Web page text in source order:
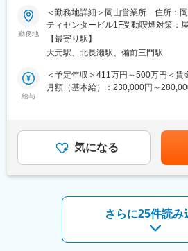
■業務の魅力
既存顧客中心の営業スタイルで、お
築くことができる環境です。メーカ
が強みであり、提案の幅が広がります
■教育体制
入社後は本社研修やOJT（先輩同行
■就業環境
年間休日121日+計画有休4日、完全
月平均16時間と働きやすい環境です
■想定されるキャリアパス
営業として経験を積み、将来的には
アアップの機会も豊富です。
■業務内容
コンビニやスーパーで販売されるス
菜・冷凍食品などの食品容器の提案
単なる既製品の販売ではなく、お客
場、物流工程まで踏まえながら、容
トを企画提案するポジションです。
・形状や素材、機能性、コストなど
・協力会社や工場との調整、試作・
入社後はOJTを中心に商品知識や業
まずは先輩社員との同行を通じて顧
の後徐々に担当顧客を引き継ぎます。
商品勉強会や工場との連携機会も多
勤務地
＜勤務地詳細＞岡山営業所 住所：
ティセンタービル1F受動喫煙対策：
社の定める事業所
【最寄り駅】
大元駅、北長瀬駅、備前三門駅
給与
＜予定年収＞411万円～500万円＜賃
月額（基本給）：230,000円～
年度は年2回、2年目～年3回（決算賞与
あくまでも目安の金額であり、選考
ります。月給(月額)は固定手当を含め
気になる
さらに25件読み